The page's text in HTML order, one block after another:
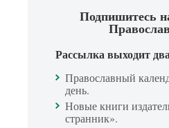
Подпишитесь
Рассылка выходит
Православный
день.
Новые книги
странник».